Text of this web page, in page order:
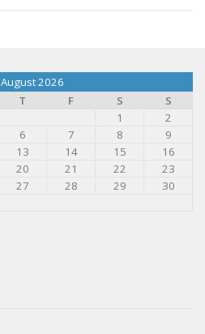
August 2026
T F S
S
1
2
6 7 8
9
13 14 15
16
20 21 22
23
27 28 29
30